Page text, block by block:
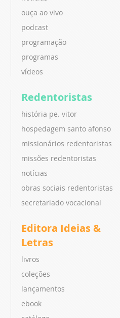
ouça ao vivo
podcast
programação
programas
vídeos
Redentoristas
história pe. vitor
hospedagem santo afonso
missionários redentoristas
missões redentoristas
notícias
obras sociais redentoristas
secretariado vocacional
Editora Ideias &
Letras
livros
coleções
lançamentos
ebook